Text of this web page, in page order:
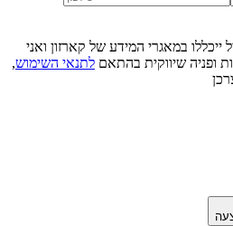
במאגרי המידע של קארזון ואני
ופניה שיווקית בהתאם לתנאי השימוש,